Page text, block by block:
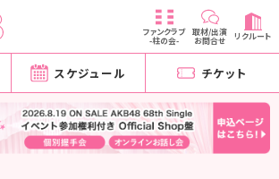
ファンクラブ
-柱の会-
取材/出演
お問合せ リクルート
スケジュール チケット